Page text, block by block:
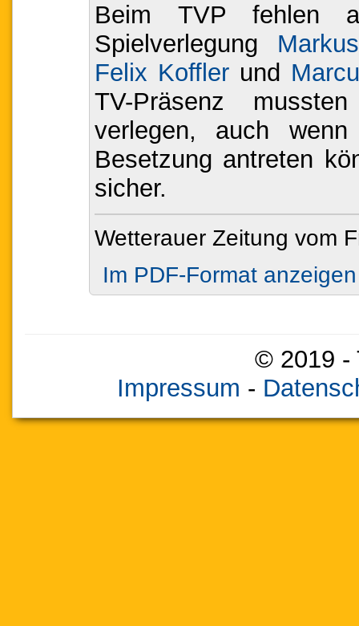
Beim TVP fehlen
Spielverlegung
Felix Koffler und
TV-Präsenz
verlegen, auch
Besetzung antreten
sicher.
Wetterauer Zeitung vom
Im PDF-Format anzeigen
© 2019 -
Impressum -